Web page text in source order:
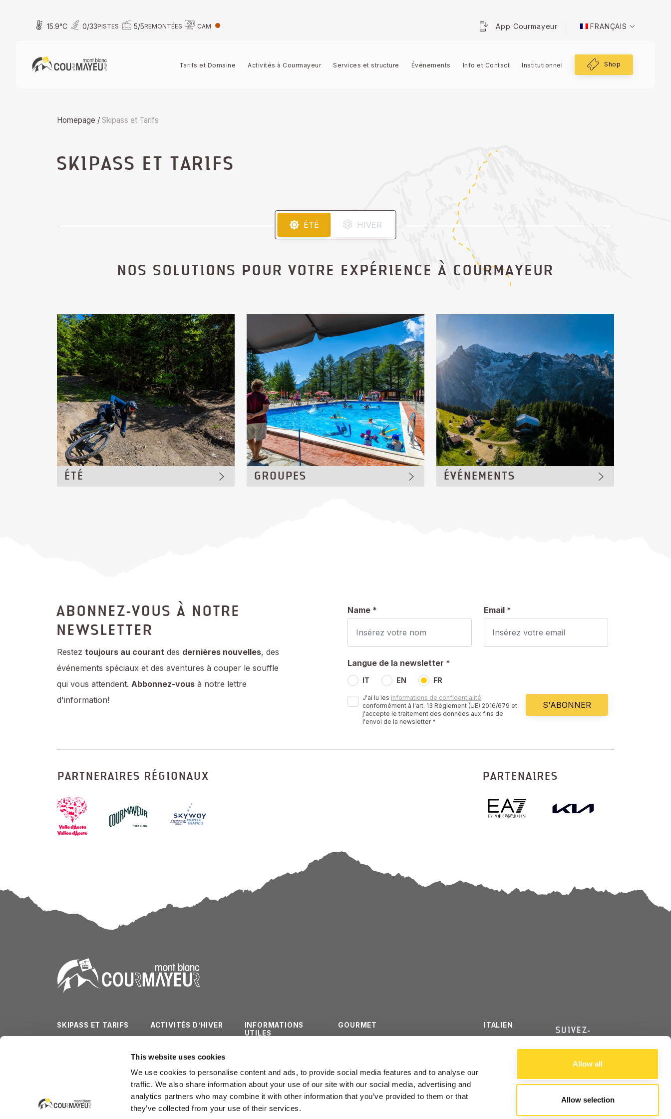
This website uses cookies
We use cookies to personalise content and ads, to provide social media features and to analyse our
traffic. We also share information about your use of our site with our social media, advertising and
analytics partners who may combine it with other information that you’ve provided to them or that
they’ve collected from your use of their services.
Allow all
Allow selection
15.9°C 0/33PISTES 5/5REMONTÉES CAM App Courmayeur FRANÇAIS
Tarifs et Domaine Activités à Courmayeur Services et structure Événements Info et Contact Institutionnel Shop
Homepage / Skipass et Tarifs
SKIPASS ET TARIFS
ÉTÉ HIVER
NOS SOLUTIONS POUR VOTRE EXPÉRIENCE À COURMAYEUR
ÉTÉ GROUPES ÉVÉNEMENTS
ABONNEZ-VOUS À NOTRE
NEWSLETTER
Restez toujours au courant des dernières nouvelles, des
événements spéciaux et des aventures à couper le souffle
qui vous attendent. Abbonnez-vous à notre lettre
d'information!
Name * Email *
Langue de la newsletter *
IT EN FR
J'ai lu les informations de confidentialité
conformément à l'art. 13 Règlement (UE) 2016/679 et
j'accepte le traitement des données aux fins de
l'envoi de la newsletter *
S'ABONNER
PARTNERAIRES RÉGIONAUX PARTENAIRES
SKIPASS ET TARIFS ACTIVITÉS D’HIVER
SERVICES
INFORMATIONS
UTILES
INSTITUTIONNEL
GOURMET ITALIEN
SUIVEZ-
NOUS
Courmayeur Mont Blanc Funivie SpA